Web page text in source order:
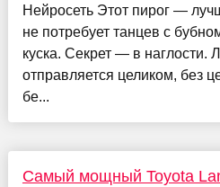
Нейросеть Этот пирог —
не потребует танцев с
куска. Секрет — в наглости.
отправляется целиком, без
бе...
Самый мощный Toyota